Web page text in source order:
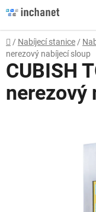
na
obsah
Domů
/ Nabíjecí stanice /
nerezový nabíjecí sloup
CUBISH
nerezový